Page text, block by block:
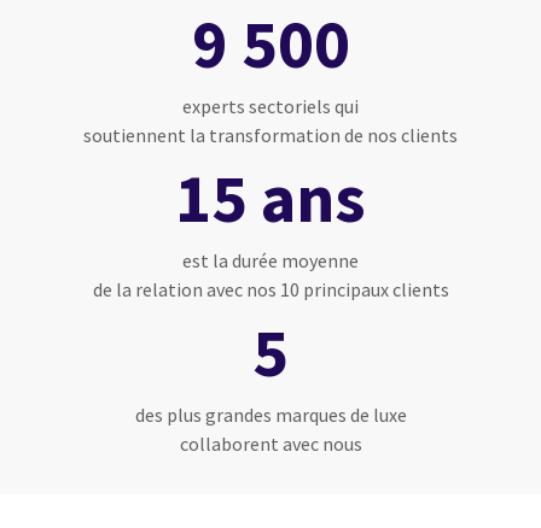
9 500
experts sectoriels qui
soutiennent la transformation de nos clients
15 ans
est la durée moyenne
de la relation avec nos 10 principaux clients
5
des plus grandes marques de luxe
collaborent avec nous